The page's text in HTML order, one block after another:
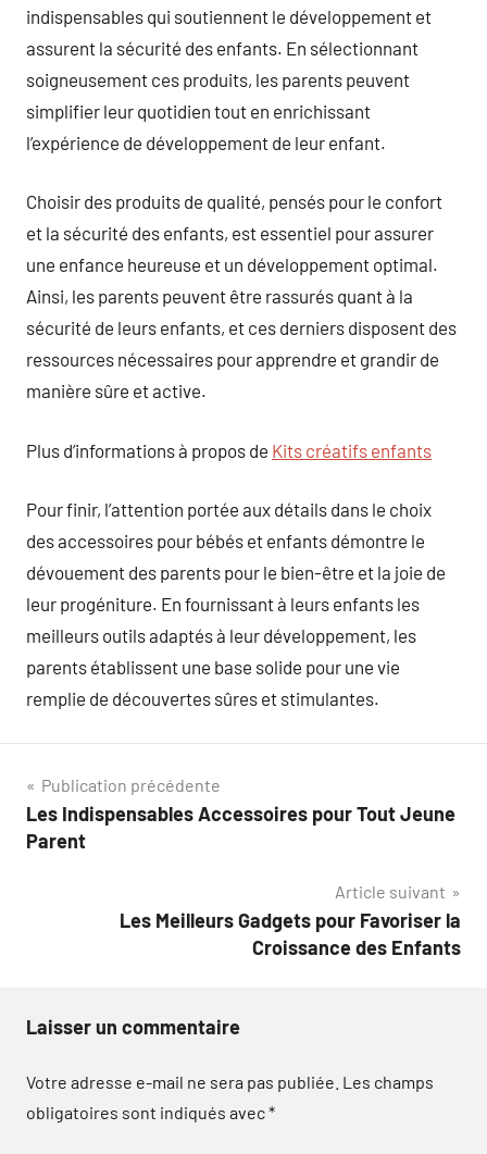
indispensables qui soutiennent le développement et
assurent la sécurité des enfants. En sélectionnant
soigneusement ces produits, les parents peuvent
simplifier leur quotidien tout en enrichissant
l’expérience de développement de leur enfant.
Choisir des produits de qualité, pensés pour le confort
et la sécurité des enfants, est essentiel pour assurer
une enfance heureuse et un développement optimal.
Ainsi, les parents peuvent être rassurés quant à la
sécurité de leurs enfants, et ces derniers disposent des
ressources nécessaires pour apprendre et grandir de
manière sûre et active.
Plus d’informations à propos de Kits créatifs enfants
Pour finir, l’attention portée aux détails dans le choix
des accessoires pour bébés et enfants démontre le
dévouement des parents pour le bien-être et la joie de
leur progéniture. En fournissant à leurs enfants les
meilleurs outils adaptés à leur développement, les
parents établissent une base solide pour une vie
remplie de découvertes sûres et stimulantes.
Navigation
de
Publication précédente
Les Indispensables Accessoires pour Tout Jeune
Parent
Article suivant
Les Meilleurs Gadgets pour Favoriser la
Croissance des Enfants
Laisser un commentaire
Votre adresse e-mail ne sera pas publiée. Les champs
obligatoires sont indiqués avec*